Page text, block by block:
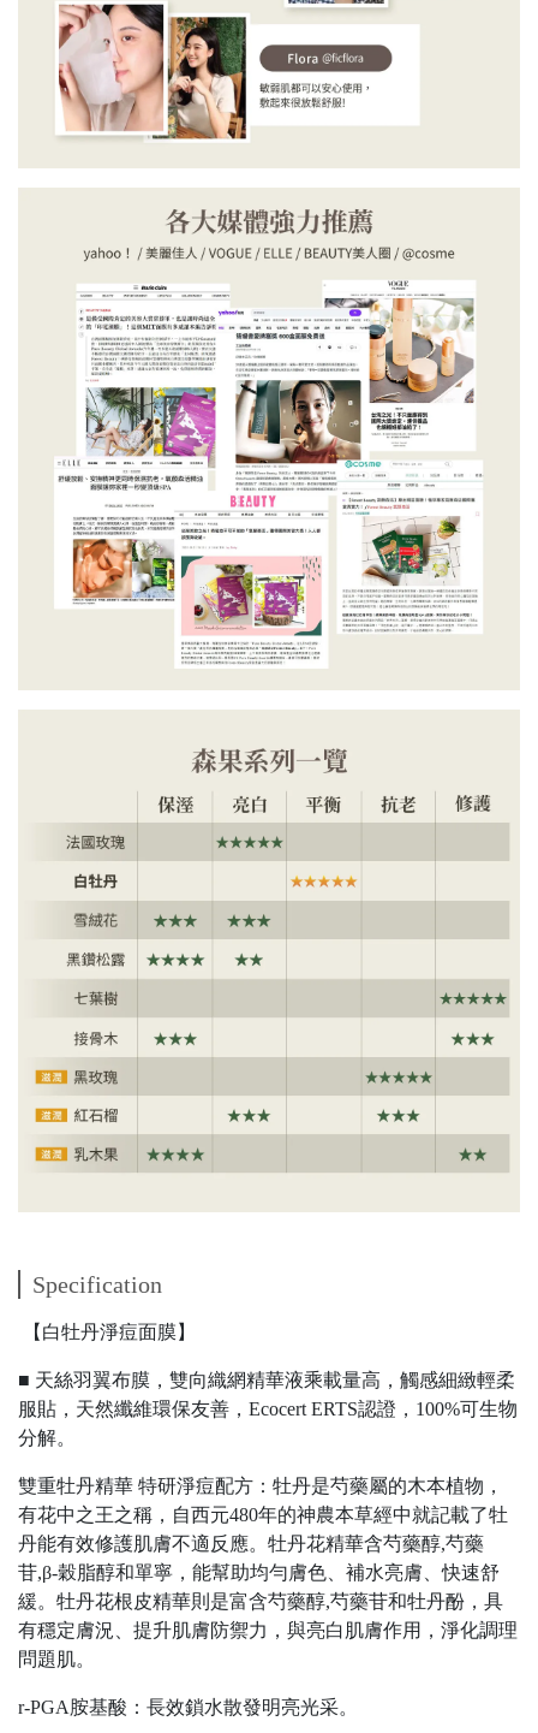
Specification
【白牡丹淨痘面膜】
■ 天絲羽翼布膜，雙向織網精華液乘載量高，觸感細緻輕柔
服貼，天然纖維環保友善，Ecocert ERTS認證，100%可生物
分解。
雙重牡丹精華 特研淨痘配方：牡丹是芍藥屬的木本植物，
有花中之王之稱，自西元480年的神農本草經中就記載了牡
丹能有效修護肌膚不適反應。牡丹花精華含芍藥醇,芍藥
苷,β-穀脂醇和單寧，能幫助均勻膚色、補水亮膚、快速舒
緩。牡丹花根皮精華則是富含芍藥醇,芍藥苷和牡丹酚，具
有穩定膚況、提升肌膚防禦力，與亮白肌膚作用，淨化調理
問題肌。
r-PGA胺基酸：長效鎖水散發明亮光采。